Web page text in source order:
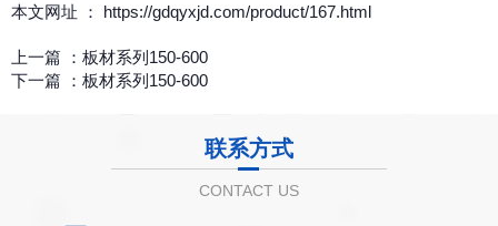
本文网址 ： https://gdqyxjd.com/product/167.html
上一篇 ： 板材系列150-600
下一篇 ： 板材系列150-600
联系方式
CONTACT US